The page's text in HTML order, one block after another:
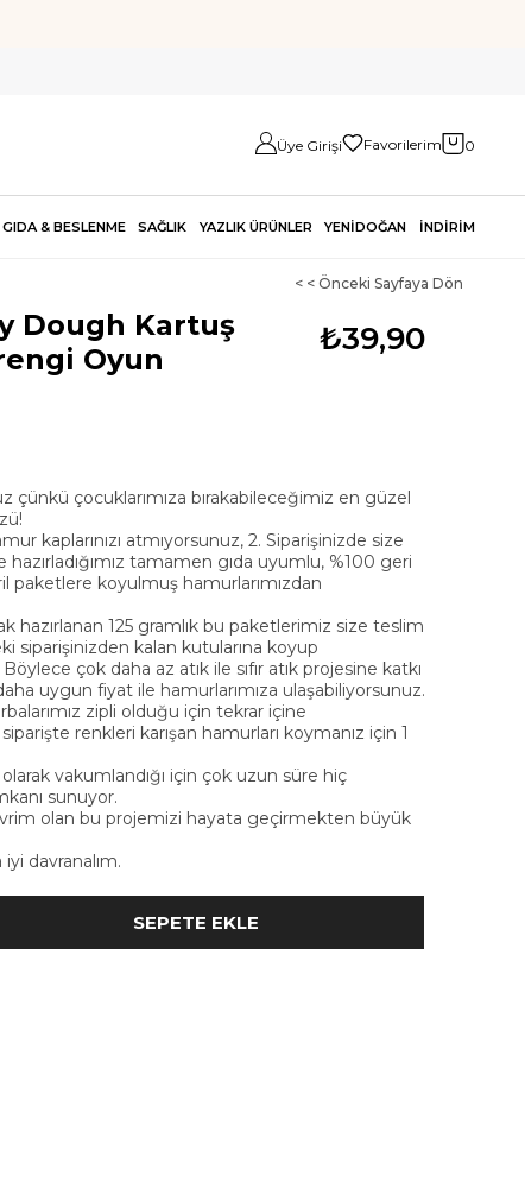
Üye Girişi Favorilerim 0
GIDA & BESLENME SAĞLIK YAZLIK ÜRÜNLER YENİDOĞAN İNDİRİM
< < Önceki Sayfaya Dön
₺39,90
Dough Kartuş
Oyun
çünkü çocuklarımıza bırakabileceğimiz en güzel
kaplarınızı atmıyorsunuz, 2. Siparişinizde size
tamamen gıda uyumlu, %100 geri
paketlere koyulmuş hamurlarımızdan
hazırlanan 125 gramlık bu paketlerimiz size teslim
siparişinizden kalan kutularına koyup
çok daha az atık ile sıfır atık projesine katkı
uygun fiyat ile hamurlarımıza ulaşabiliyorsunuz.
zipli olduğu için tekrar içine
renkleri karışan hamurları koymanız için 1
vakumlandığı için çok uzun süre hiç
sunuyor.
olan bu projemizi hayata geçirmekten büyük
davranalım.